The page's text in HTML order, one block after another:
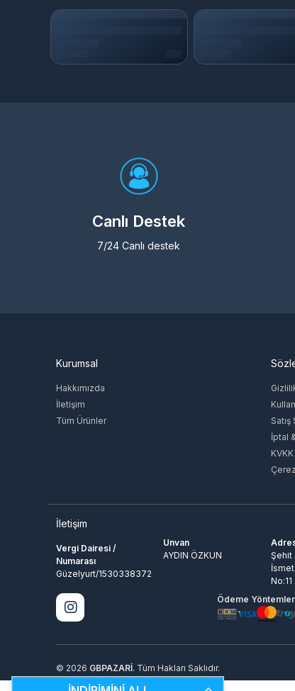
Canlı Destek
7/24 Canlı destek
Kurumsal
Hakkımızda
İletişim
Tüm Ürünler
İptal
KVKK
İletişim
Vergi Dairesi /
Numarası
Güzelyurt/1530338372
Unvan
AYDIN ÖZKUN
Şehit
Ödeme
© 2026 GBPAZARİ. Tüm Hakları Saklıdır.